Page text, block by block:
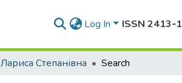
Log In ISSN
Степанівна Search